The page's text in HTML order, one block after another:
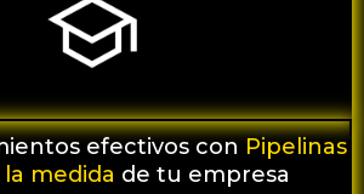
efectivos con Pipelinas
medida de tu empresa